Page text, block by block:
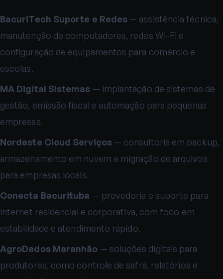
BacuriTech Suporte e Redes — assistência técnica,
manutenção de computadores, redes Wi-Fi e
configuração de equipamentos para comércio e
escolas.
MA Digital Sistemas — implantação de sistemas de
gestão, emissão fiscal e automação para pequenas
empresas.
Nordeste Cloud Serviços— consultoria em backup,
armazenamento em nuvem e migração de arquivos
para empresas locais.
Conecta Bacurituba — provedoria e suporte para
internet residencial e corporativa, com foco em
estabilidade e atendimento rápido.
AgroDados Maranhão — soluções digitais para
produtores, como controle de safra, relatórios e